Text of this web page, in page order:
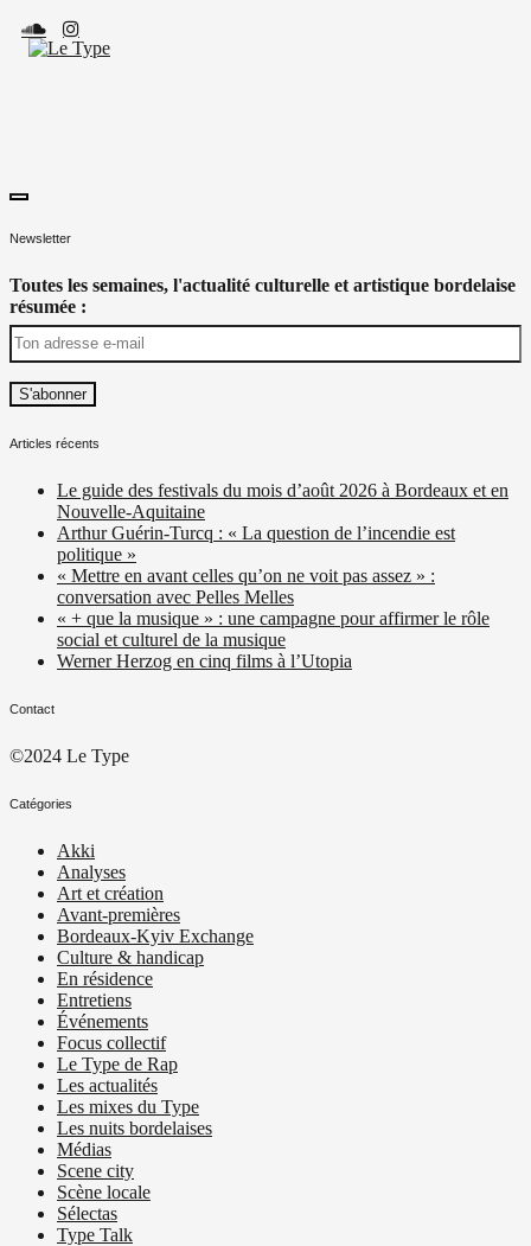
Skip
to
content
toggle
sidebar
Newsletter
Toutes les semaines, l'actualité culturelle et artistique bordelaise
résumée :
Articles récents
Le guide des festivals du mois d’août 2026 à Bordeaux et en
Nouvelle-Aquitaine
Arthur Guérin-Turcq : « La question de l’incendie est
politique »
« Mettre en avant celles qu’on ne voit pas assez » :
conversation avec Pelles Melles
« + que la musique » : une campagne pour affirmer le rôle
social et culturel de la musique
Werner Herzog en cinq films à l’Utopia
Contact
©2024 Le Type
Catégories
Akki
Analyses
Art et création
Avant-premières
Bordeaux-Kyiv Exchange
Culture & handicap
En résidence
Entretiens
Événements
Focus collectif
Le Type de Rap
Les actualités
Les mixes du Type
Les nuits bordelaises
Médias
Scene city
Scène locale
Sélectas
Type Talk